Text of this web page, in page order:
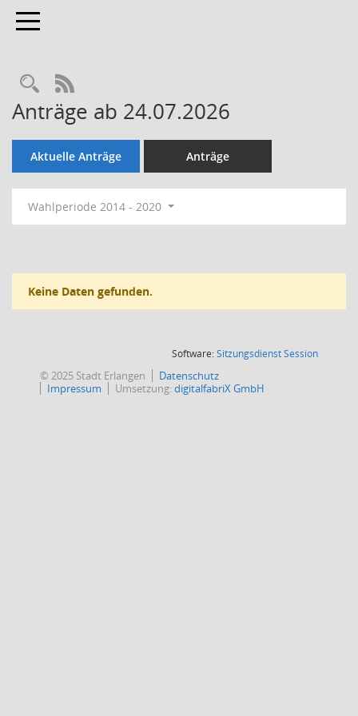
Toggle navigation
Rechercheauswahl
RSS-Feed
Anträge ab 24.07.2026
Aktuelle Anträge Anträge
Wahlperiode 2014 - 2020
Keine Daten gefunden.
Software:SitzungsdienstSession(Wird in
© 2025 Stadt Erlangen
Datenschutz
Impressum
Umsetzung:digitalfabriX GmbH